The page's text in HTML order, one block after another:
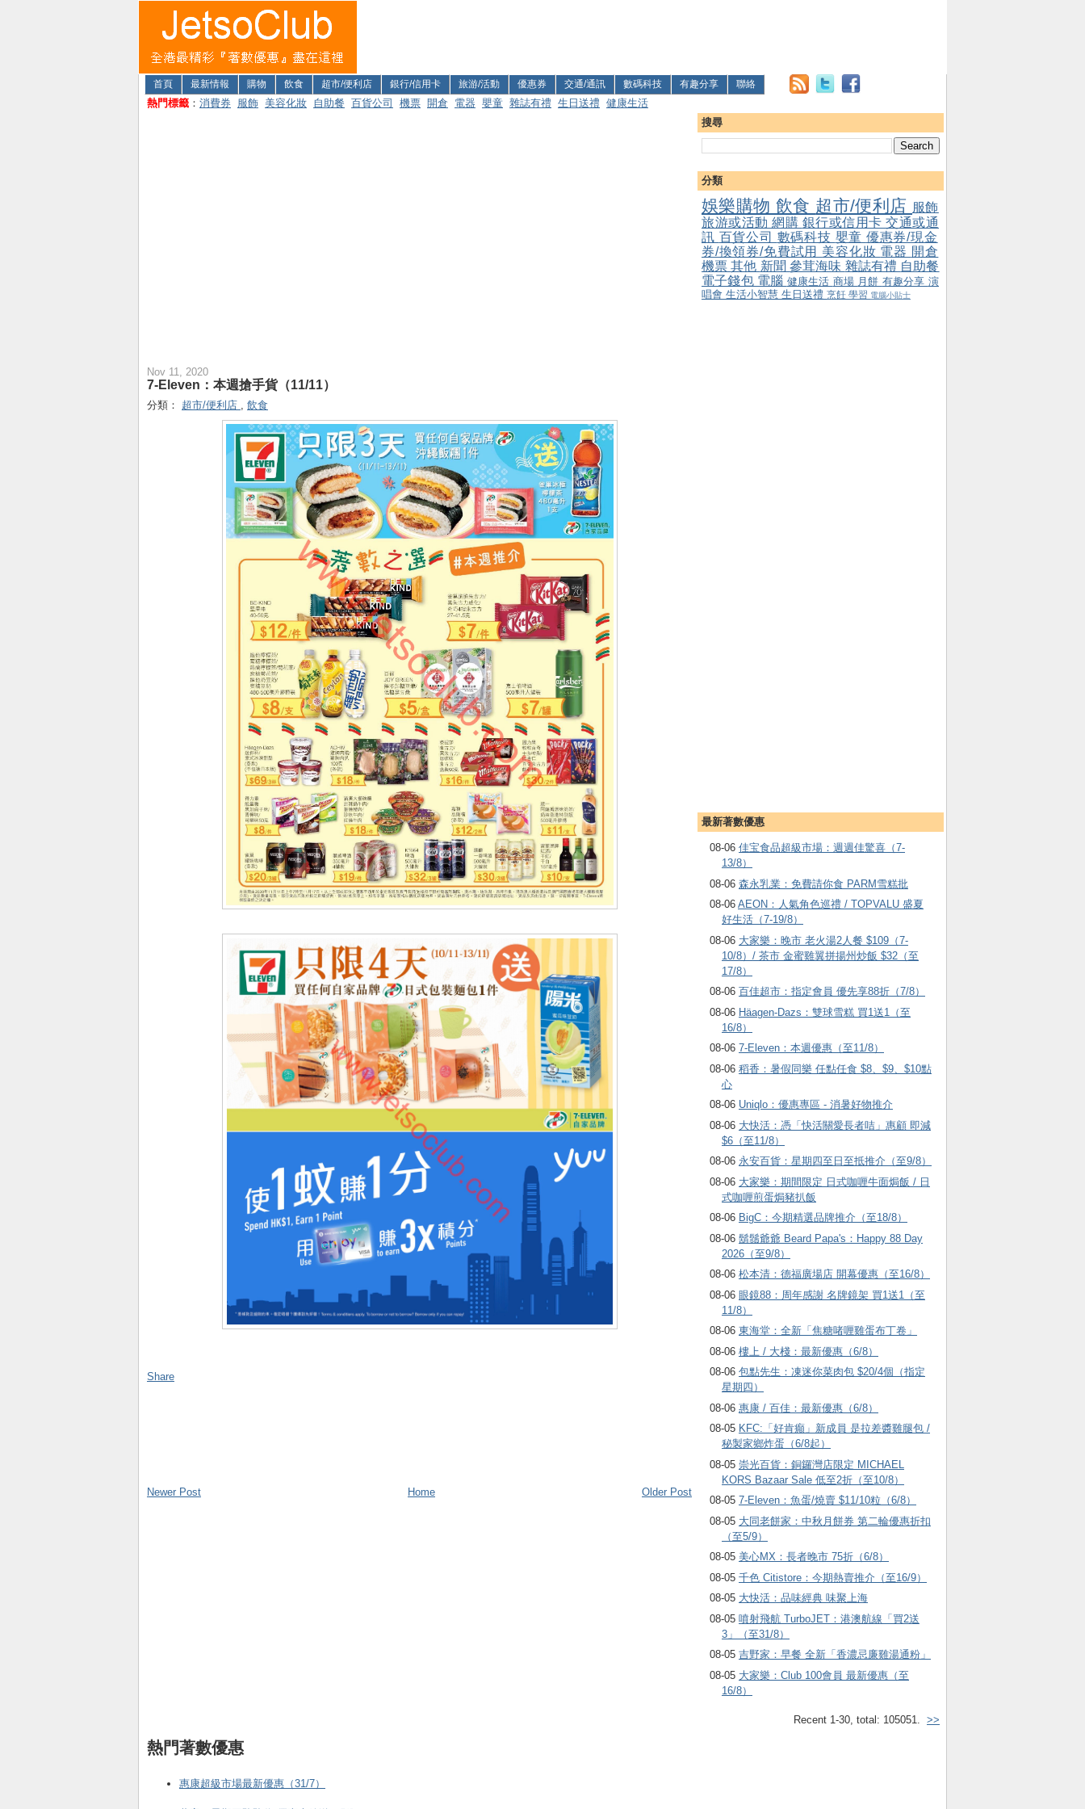
首頁 最新情報 購物 飲食 超市/便利店 銀行/信用卡 旅游/活動 優惠券 交通/通訊 數碼科技 有趣分享 聯絡
熱門標籤 ： 消費券 服飾 美容化妝 自助餐 百貨公司 機票 開倉 電器 嬰童 雜誌有禮 生日送禮 健康生活
搜尋
分類
娛樂購物 飲食 超市/便利店 服飾
旅游或活動 網購 銀行或信用卡 交通或通
訊 百貨公司 數碼科技 嬰童 優惠券/現金
券/換領券/免費試用 美容化妝 電器 開倉
機票其他 新聞參茸海味 雜誌有禮 自助餐
電子錢包 電腦 健康生活 商場 月餅 有趣分享 演
唱會 生活小智慧 生日送禮 烹飪 學習 電腦小貼士
最新著數優惠
08-06 佳宝食品超級市場：週週佳驚喜（7-
13/8）
08-06 森永乳業：免費請你食 PARM雪糕批
08-06 AEON：人氣角色巡禮 / TOPVALU 盛夏
好生活（7-19/8）
08-06 大家樂：晚市 老火湯2人餐 $109（7-
10/8）/ 茶市 金蜜雞翼拼揚州炒飯 $32（至
17/8）
08-06 百佳超市：指定會員 優先享88折（7/8）
08-06 Häagen-Dazs ：雙球雪糕 買1送1（至
16/8）
08-06 7-Eleven：本週優惠（至11/8）
08-06 稻香：暑假同樂 任點任食 $8、$9、$10點
心
08-06 Uniqlo：優惠專區 - 消暑好物推介
08-06 大快活：憑「快活關愛長者咭」惠顧 即減
$6（至11/8）
08-06 永安百貨：星期四至日至抵推介（至9/8）
08-06 大家樂：期間限定 日式咖喱牛面焗飯 / 日
式咖喱煎蛋焗豬扒飯
08-06 BigC：今期精選品牌推介（至18/8）
08-06 鬍鬚爺爺 Beard Papa's：Happy 88 Day
2026（至9/8）
08-06 松本清：德福廣場店 開幕優惠（至16/8）
08-06 眼鏡88：周年感謝 名牌鏡架 買1送1（至
11/8）
08-06 東海堂：全新「焦糖啫喱雞蛋布丁卷」
08-06 樓上 / 大棧：最新優惠（6/8）
08-06 包點先生：凍迷你菜肉包 $20/4個（指定
星期四）
08-06 惠康 / 百佳：最新優惠（6/8）
08-05 KFC:「好肯癲」新成員 是拉差醬雞腿包 /
秘製家鄉炸蛋（6/8起）
08-05 崇光百貨：銅鑼灣店限定 MICHAEL
KORS Bazaar Sale 低至2折（至10/8）
08-05 7-Eleven：魚蛋/燒賣 $11/10粒（6/8）
08-05 大同老餅家：中秋月餅券 第二輪優惠折扣
（至5/9）
08-05 美心MX：長者晚市 75折（6/8）
08-05 千色 Citistore：今期熱賣推介（至16/9）
08-05 大快活：品味經典 味聚上海
08-05 噴射飛航 TurboJET：港澳航線「買2送
3」（至31/8）
08-05 吉野家：早餐 全新「香濃忌廉雞湯通粉」
08-05 大家樂：Club 100會員 最新優惠（至
16/8）
Recent 1-30, total: 105051. >>
Nov 11, 2020
7-Eleven：本週搶手貨（11/11）
分類： 超市/便利店 , 飲食
Share
Newer Post Older Post
Home
熱門著數優惠
惠康超級市場最新優惠（31/7）